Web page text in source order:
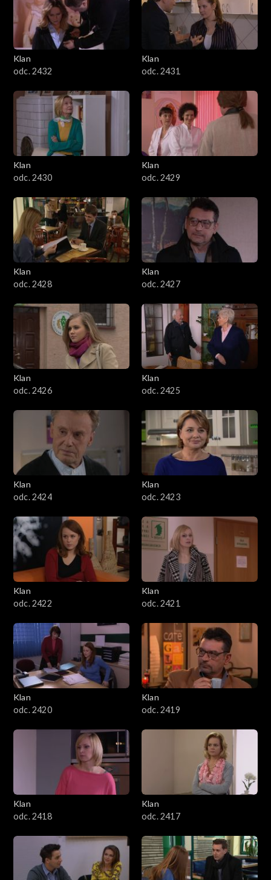
Klan
odc. 2432
Klan
odc. 2431
Klan
odc. 2430
Klan
odc. 2429
Klan
odc. 2428
Klan
odc. 2427
Klan
odc. 2426
Klan
odc. 2425
Klan
odc. 2424
Klan
odc. 2423
Klan
odc. 2422
Klan
odc. 2421
Klan
odc. 2420
Klan
odc. 2419
Klan
odc. 2418
Klan
odc. 2417